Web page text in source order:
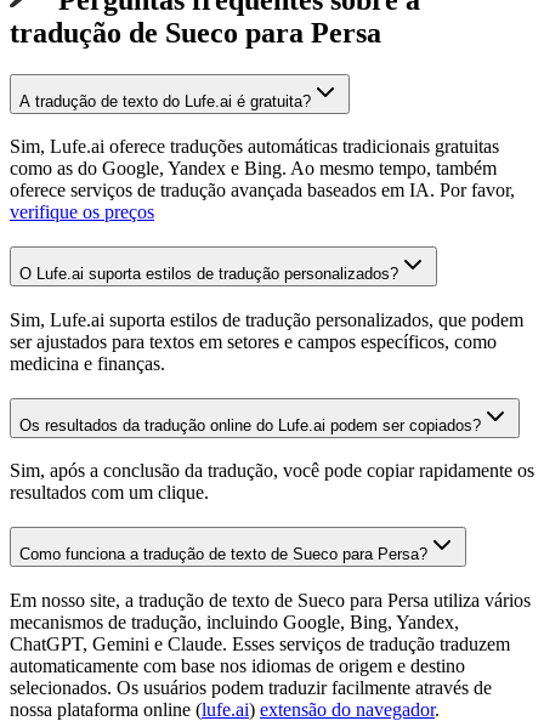
tradução de Sueco para Persa
A tradução de texto do Lufe.ai é gratuita?
Sim, Lufe.ai oferece traduções automáticas tradicionais gratuitas
como as do Google, Yandex e Bing. Ao mesmo tempo, também
oferece serviços de tradução avançada baseados em IA. Por favor,
verifique os preços
O Lufe.ai suporta estilos de tradução personalizados?
Sim, Lufe.ai suporta estilos de tradução personalizados, que podem
ser ajustados para textos em setores e campos específicos, como
medicina e finanças.
Os resultados da tradução online do Lufe.ai podem ser copiados?
Sim, após a conclusão da tradução, você pode copiar rapidamente os
resultados com um clique.
Como funciona a tradução de texto de Sueco para Persa?
Em nosso site, a tradução de texto de Sueco para Persa utiliza vários
mecanismos de tradução, incluindo Google, Bing, Yandex,
ChatGPT, Gemini e Claude. Esses serviços de tradução traduzem
automaticamente com base nos idiomas de origem e destino
selecionados. Os usuários podem traduzir facilmente através de
nossa plataforma online (lufe.ai) extensão do navegador.